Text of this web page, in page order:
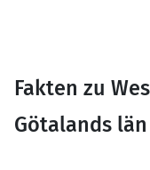
Fakten zu
Götalands län